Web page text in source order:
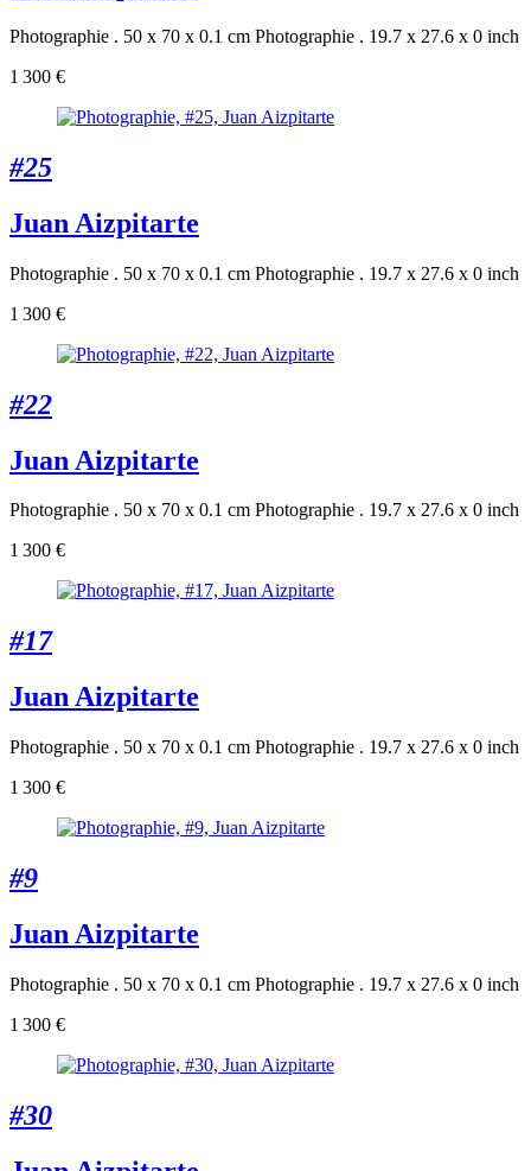
Photographie . 50 x 70 x 0.1 cm Photographie . 19.7 x 27.6 x 0 inch
1 300 €
#25
Juan Aizpitarte
Photographie . 50 x 70 x 0.1 cm Photographie . 19.7 x 27.6 x 0 inch
1 300 €
#22
Juan Aizpitarte
Photographie . 50 x 70 x 0.1 cm Photographie . 19.7 x 27.6 x 0 inch
1 300 €
#17
Juan Aizpitarte
Photographie . 50 x 70 x 0.1 cm Photographie . 19.7 x 27.6 x 0 inch
1 300 €
#9
Juan Aizpitarte
Photographie . 50 x 70 x 0.1 cm Photographie . 19.7 x 27.6 x 0 inch
1 300 €
#30